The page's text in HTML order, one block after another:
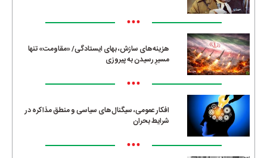
•••
هزینه‌های سازش، بهای ایستادگی/ «مقاومت» تنها
مسیرِ رسیدن به پیروزی
•••
افکار عمومی، سیگنال‌های سیاسی و منطق مذاکره در
شرایط بحران
•••